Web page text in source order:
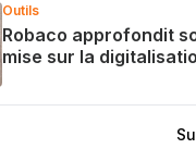
Outils
Robaco approfondit
mise sur la